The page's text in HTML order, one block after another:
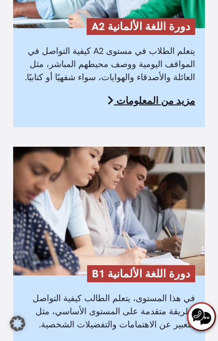
دورة اللغة الألمانية A2
يتعلم الطلاب في مستوى A2 كيفية التواصل في
المواقف اليومية ووصف محيطهم المباشر، مثل
العائلة والأصدقاء والهوايات، سواء شفهيًا أو كتابيًا.
مزيد من المعلومات
دورة اللغة الألمانية B1
في هذا المستوى، يتعلم الطالب كيفية التواصل
بطريقة متقدمة على المستوى الأساسي، مثل
التعبير عن الاهتمامات والتفضيلات الشخصية.